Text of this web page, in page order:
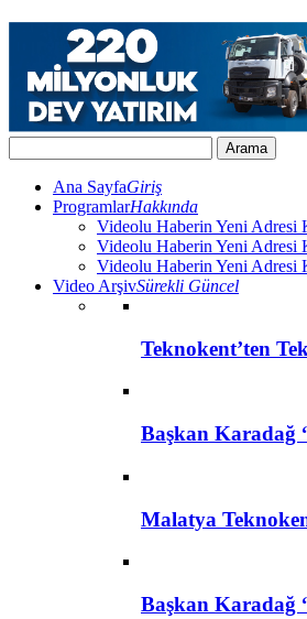
Ana SayfaGiriş
ProgramlarHakkında
Videolu Haberin Yeni Adresi
Videolu Haberin Yeni Adresi
Videolu Haberin Yeni Adresi
Video ArşivSürekli Güncel
Teknokent’ten
Başkan Karadağ
Malatya
Başkan Karadağ